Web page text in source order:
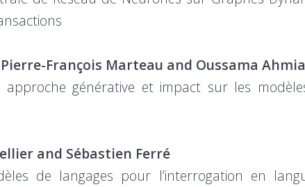
François Marteau and Oussama Ahmia
générative et impact sur les
and Sébastien Ferré
de langages pour l’interrogation en